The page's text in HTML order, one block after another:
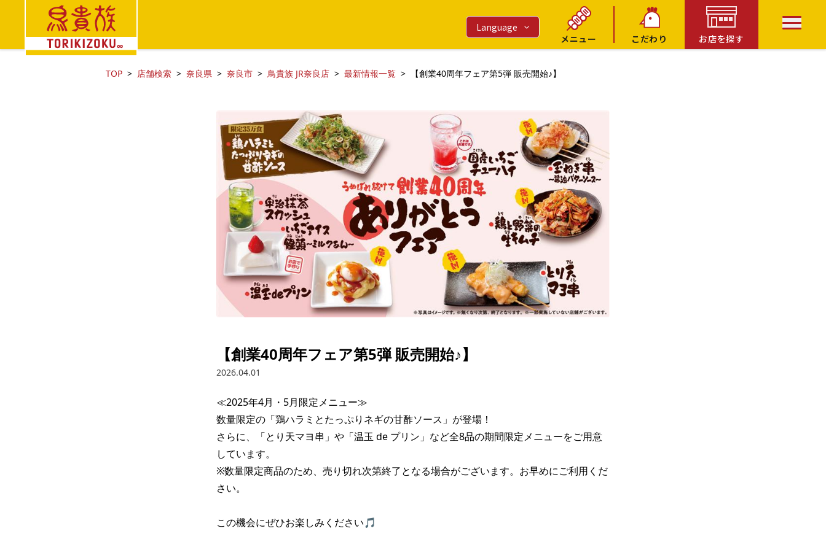
Language
メニュー
こだわり お店を探す
TOP 店舗検索 奈良県 奈良市 鳥貴族 JR奈良店 最新情報一覧 【創業40周年フェア第5弾 販売開始♪】
【創業40周年フェア第5弾 販売開始♪】
2026.04.01
≪2025年4月・5月限定メニュー≫
数量限定の「鶏ハラミとたっぷりネギの甘酢ソース」が登場！
さらに、「とり天マヨ串」や「温玉 de プリン」など全8品の期間限定メニューをご用意
しています。
※数量限定商品のため、売り切れ次第終了となる場合がございます。お早めにご利用くだ
さい。
この機会にぜひお楽しみください🎵